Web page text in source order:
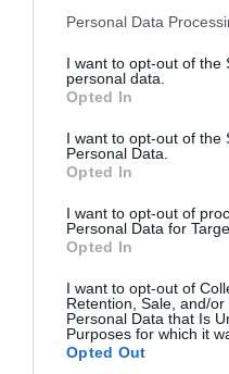
Please note that this
not limited to your visit or
grant or deny consent to
use your data for below
consent section.
Personal Data
I want to opt-out of the
personal data.
Opted In
I want to opt-out of the
Personal Data.
Opted In
I want to opt-out of
Personal Data for
Opted In
I want to opt-out of
Retention, Sale, and/
Personal Data that Is
Purposes for which it
Opted Out
πιθανού
Ευρασίας.
Πηγή: pagenews.gr